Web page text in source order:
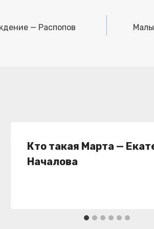
— Распопов
Кто такая Марта —
Началова